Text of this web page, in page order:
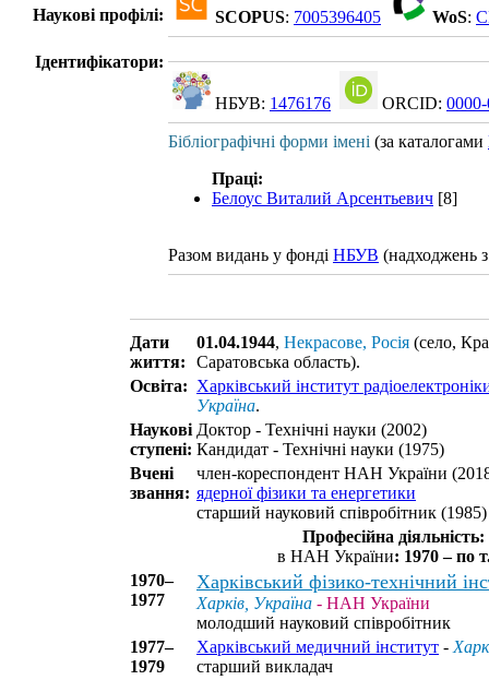
Наукові профілі: SCOPUS: 7005396405 WoS:
Ідентифікатори:
НБУВ: 1476176 ORCID:
Бібліографічні форми імені (за каталогами
Праці:
Белоус Виталий Арсентьевич [8]
Разом видань у фонді НБУВ (надходжень
Дати
життя:
01.04.1944, Некрасове, Росія (село,
Саратовська область).
Освіта: Харківський інститут
Україна.
Наукові
ступені:
Доктор - Технічні науки (2002)
Кандидат - Технічні науки (1975)
Вчені
звання:
член-кореспондент НАН України
ядерної фізики та енергетики
старший науковий співробітник (1985)
Професійна діяльність:
в НАН України: 1970 – по
1970–
1977
Харківський фізико-технічний
Харків, Україна - НАН України
молодший науковий співробітник
1977–
1979
Харківський медичний інститут -
старший викладач